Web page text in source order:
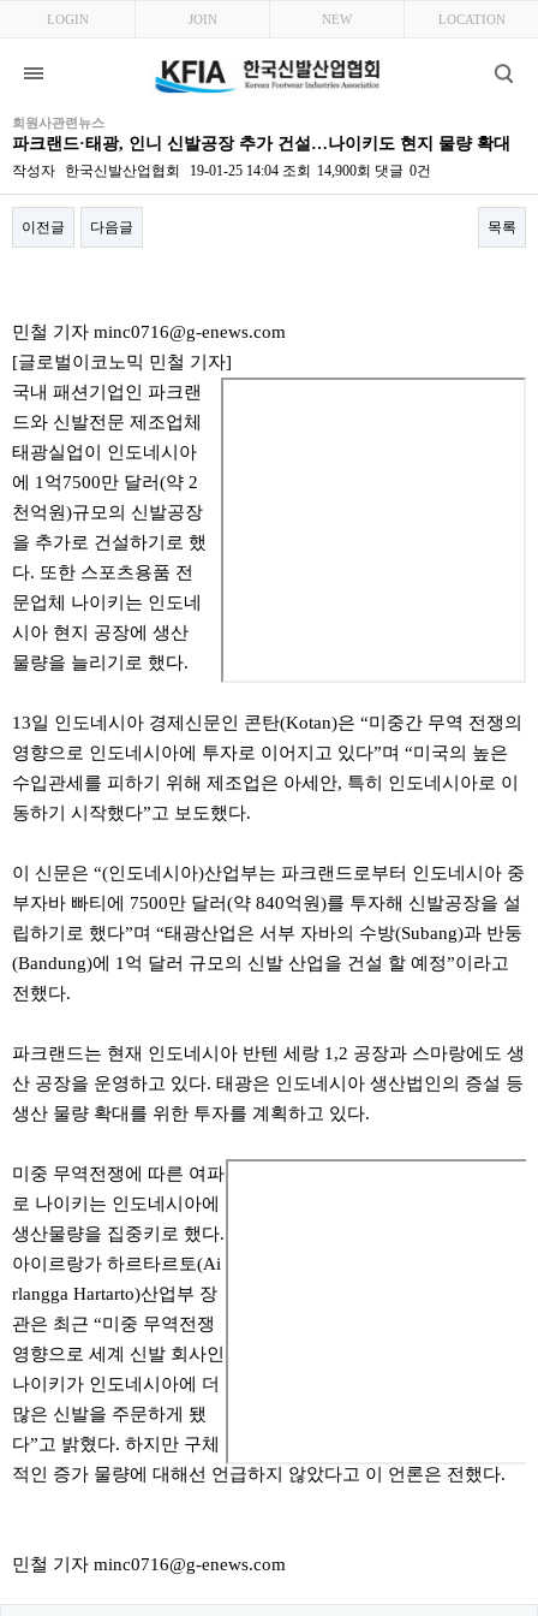
LOGIN JOIN NEW LOCATION
회원사관련뉴스
파크랜드·태광, 인니 신발공장 추가 건설…나이키도 현지 물량 확대
작성자 한국신발산업협회 19-01-25 14:04 조회 14,900회 댓글 0건
이전글 다음글 목록
민철 기자 minc0716@g-enews.com
[글로벌이코노믹 민철 기자]
국내 패션기업인 파크랜
드와 신발전문 제조업체
태광실업이 인도네시아
에 1억7500만 달러(약 2
천억원)규모의 신발공장
을 추가로 건설하기로 했
다. 또한 스포츠용품 전
문업체 나이키는 인도네
시아 현지 공장에 생산
물량을 늘리기로 했다.
13일 인도네시아 경제신문인 콘탄(Kotan)은 “미중간 무역 전쟁의
영향으로 인도네시아에 투자로 이어지고 있다”며 “미국의 높은
수입관세를 피하기 위해 제조업은 아세안, 특히 인도네시아로 이
동하기 시작했다”고 보도했다.
이 신문은 “(인도네시아)산업부는 파크랜드로부터 인도네시아 중
부자바 빠티에 7500만 달러(약 840억원)를 투자해 신발공장을 설
립하기로 했다”며 “태광산업은 서부 자바의 수방(Subang)과 반둥
(Bandung)에 1억 달러 규모의 신발 산업을 건설 할 예정”이라고
전했다.
파크랜드는 현재 인도네시아 반텐 세랑 1,2 공장과 스마랑에도 생
산 공장을 운영하고 있다. 태광은 인도네시아 생산법인의 증설 등
생산 물량 확대를 위한 투자를 계획하고 있다.
미중 무역전쟁에 따른 여파
로 나이키는 인도네시아에
생산물량을 집중키로 했다.
아이르랑가 하르타르토(Ai
rlangga Hartarto)산업부 장
관은 최근 “미중 무역전쟁
영향으로 세계 신발 회사인
나이키가 인도네시아에 더
많은 신발을 주문하게 됐
다”고 밝혔다. 하지만 구체
적인 증가 물량에 대해선 언급하지 않았다고 이 언론은 전했다.
민철 기자 minc0716@g-enews.com